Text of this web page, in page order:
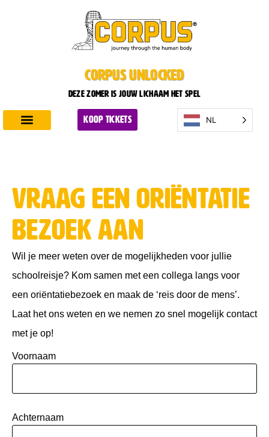
CORPUS UNLOCKED
Deze zomer is jouw lichaam het spel
KOOP TICKETS NL
Vraag een oriëntatie
bezoek aan
Wil je meer weten over de mogelijkheden voor jullie
schoolreisje? Kom samen met een collega langs voor
een oriëntatiebezoek en maak de ‘reis door de mens’.
Laat het ons weten en we nemen zo snel mogelijk contact
met je op!
Voornaam
Achternaam